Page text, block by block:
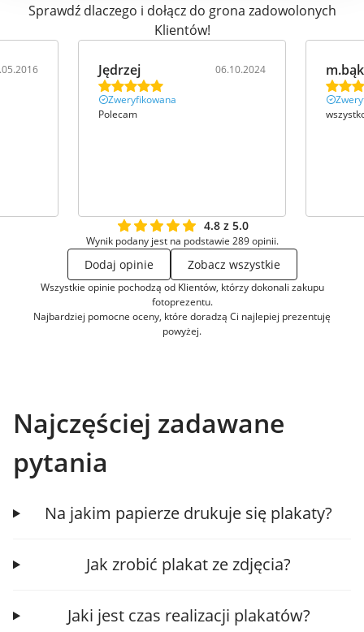
Sprawdź dlaczego i dołącz do grona zadowolonych
Klientów!
Jędrzej 06.10.2024
Zweryfikowana
Polecam
4.8 z 5.0
Wynik podany jest na podstawie 289 opinii.
Dodaj opinie Zobacz wszystkie
Wszystkie opinie pochodzą od Klientów, którzy dokonali zakupu
fotoprezentu.
Najbardziej pomocne oceny, które doradzą Ci najlepiej prezentuję
powyżej.
Najczęściej zadawane
pytania
Na jakim papierze drukuje się plakaty?
Jak zrobić plakat ze zdjęcia?
Jaki jest czas realizacji plakatów?